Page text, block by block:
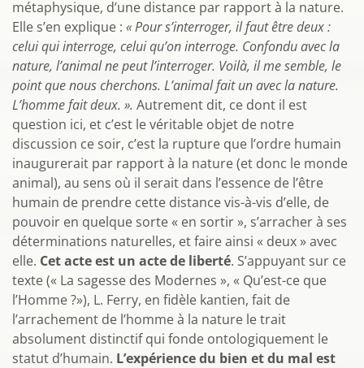
métaphysique, d’une distance par rapport à la nature.
Elle s’en explique : « Pour s’interroger, il faut être deux :
celui qui interroge, celui qu’on interroge. Confondu avec la
nature, l’animal ne peut l’interroger. Voilà, il me semble, le
point que nous cherchons. L’animal fait un avec la nature.
L’homme fait deux. ». Autrement dit, ce dont il est
question ici, et c’est le véritable objet de notre
discussion ce soir, c’est la rupture que l’ordre humain
inaugurerait par rapport à la nature (et donc le monde
animal), au sens où il serait dans l’essence de l’être
humain de prendre cette distance vis-à-vis d’elle, de
pouvoir en quelque sorte « en sortir », s’arracher à ses
déterminations naturelles, et faire ainsi « deux » avec
elle. Cet acte est un acte de liberté. S’appuyant sur ce
texte (« La sagesse des Modernes », « Qu’est-ce que
l’Homme ?»), L. Ferry, en fidèle kantien, fait de
l’arrachement de l’homme à la nature le trait
absolument distinctif qui fonde ontologiquement le
statut d’humain. L’expérience du bien et du mal est